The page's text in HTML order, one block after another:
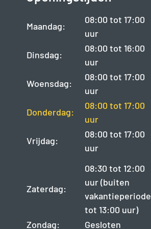
Maandag:
08:00 tot 17:00
uur
Dinsdag:
08:00 tot 16:00
uur
Woensdag:
08:00 tot 17:00
uur
Donderdag:
08:00 tot 17:00
uur
Vrijdag:
08:00 tot 17:00
uur
Zaterdag:
08:30 tot 12:00
uur (buiten
vakantieperiode
tot 13:00 uur)
Zondag:
Gesloten